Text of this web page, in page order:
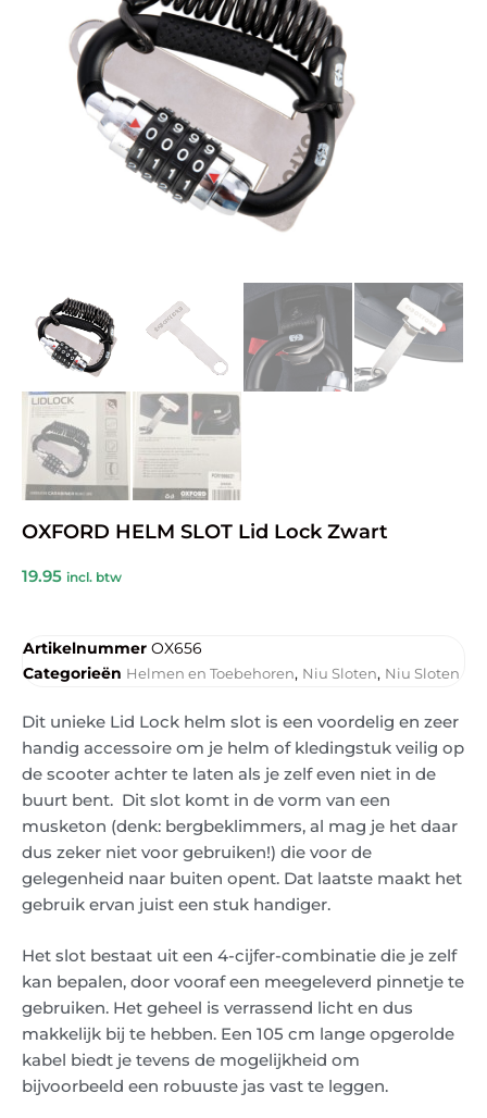
OXFORD HELM SLOT Lid Lock Zwart
19.95 incl. btw
Artikelnummer OX656
Categorieën Helmen en Toebehoren, Niu Sloten, Niu Sloten
Dit unieke Lid Lock helm slot is een voordelig en zeer
handig accessoire om je helm of kledingstuk veilig op
de scooter achter te laten als je zelf even niet in de
buurt bent. Dit slot komt in de vorm van een
musketon (denk: bergbeklimmers, al mag je het daar
dus zeker niet voor gebruiken!) die voor de
gelegenheid naar buiten opent. Dat laatste maakt het
gebruik ervan juist een stuk handiger.
Het slot bestaat uit een 4-cijfer-combinatie die je zelf
kan bepalen, door vooraf een meegeleverd pinnetje te
gebruiken. Het geheel is verrassend licht en dus
makkelijk bij te hebben. Een 105 cm lange opgerolde
kabel biedt je tevens de mogelijkheid om
bijvoorbeeld een robuuste jas vast te leggen.